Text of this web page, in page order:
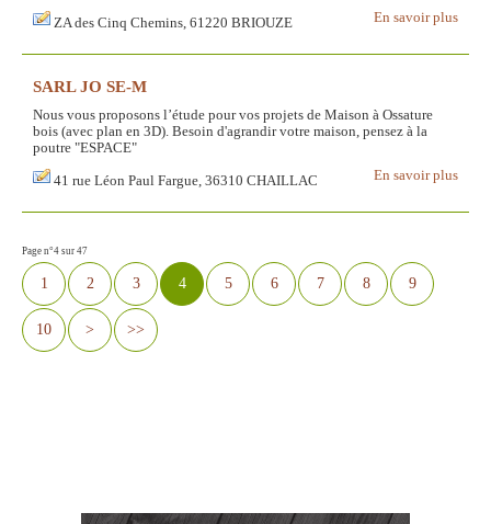
En savoir plus
ZA des Cinq Chemins, 61220 BRIOUZE
SARL JO SE-M
Nous vous proposons l’étude pour vos projets de Maison à Ossature
bois (avec plan en 3D). Besoin d'agrandir votre maison, pensez à la
poutre "ESPACE"
En savoir plus
41 rue Léon Paul Fargue, 36310 CHAILLAC
Page n°4 sur 47
1 2 3 4 5 6 7 8 9
10 > >>